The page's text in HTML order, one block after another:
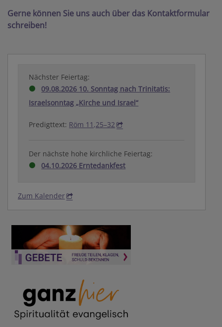
Gerne können Sie uns auch über das Kontaktformular
schreiben!
Nächster Feiertag:
09.08.2026 10. Sonntag nach Trinitatis:
Israelsonntag „Kirche und Israel“
Predigttext: Röm 11,25–32
Der nächste hohe kirchliche Feiertag:
04.10.2026 Erntedankfest
Zum Kalender